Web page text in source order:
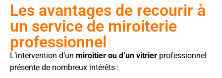
Les avantages de recourir à
un service de miroiterie
professionnel
L’intervention d’un miroitier ou d’un vitrier professionnel
présente de nombreux intérêts :